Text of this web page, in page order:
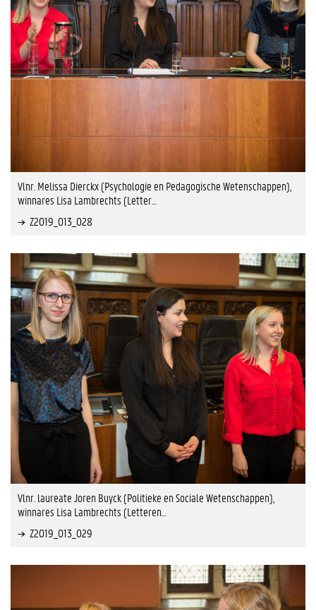
Vlnr. Melissa Dierckx (Psychologie en Pedagogische Wetenschappen),
winnares Lisa Lambrechts (Letter…
Z2019_013_028
Vlnr. laureate Joren Buyck (Politieke en Sociale Wetenschappen),
winnares Lisa Lambrechts (Letteren…
Z2019_013_029